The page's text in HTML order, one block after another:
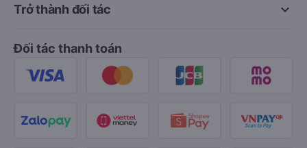
keyboard_arrow_down
Trở thành đối tác
Đối tác thanh toán